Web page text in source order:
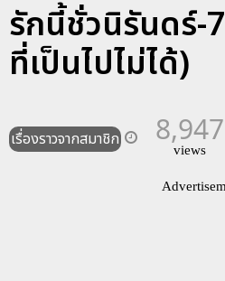
รักนี้ชั่วนิรันดร์-
ที่เป็นไปไม่ได้)
เรื่องราวจากสมาชิก 8,947
views